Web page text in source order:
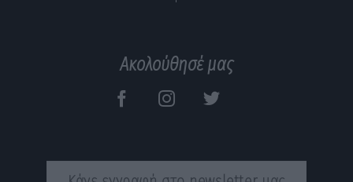
Ακολούθησέ μας